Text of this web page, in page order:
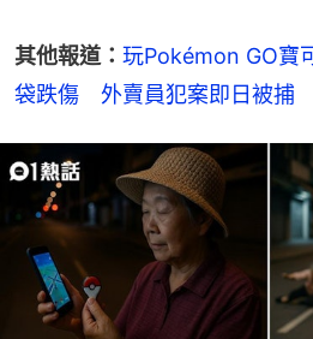
其他報道： 玩Pokémon GO寶
袋跌傷　外賣員犯案即日被捕